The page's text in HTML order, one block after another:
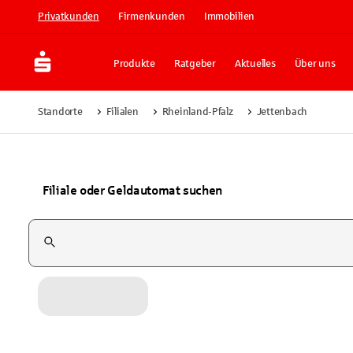
Privatkunden Firmenkunden Immobilien
Produkte Ratgeber Aktuelles Über uns
Standorte Filialen Rheinland-Pfalz Jettenbach
Filiale oder Geldautomat suchen
Suchfeld